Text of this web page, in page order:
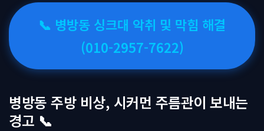
📞 병방동 싱크대 악취 및 막힘 해결
(010-2957-7622)
병방동 주방 비상, 시커먼 주름관이 보내는
경고 📞